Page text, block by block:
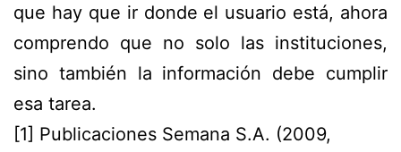
que hay que ir donde el usuario está, ahora
comprendo que no solo las instituciones,
sino también la información debe cumplir
esa tarea.
[1] Publicaciones Semana S.A. (2009,